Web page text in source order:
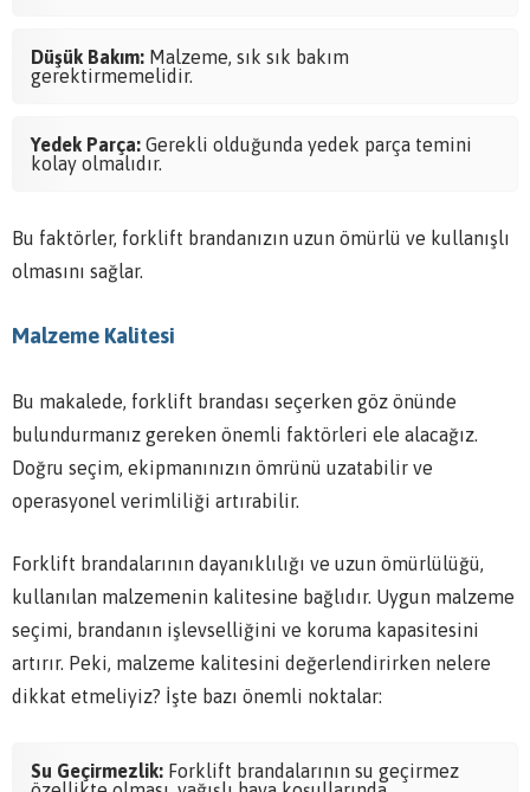
Düşük Bakım: Malzeme, sık sık bakım
gerektirmemelidir.
Yedek Parça: Gerekli olduğunda yedek parça temini
kolay olmalıdır.
Bu faktörler, forklift brandanızın uzun ömürlü ve kullanışlı
olmasını sağlar.
Malzeme Kalitesi
Bu makalede, forklift brandası seçerken göz önünde
bulundurmanız gereken önemli faktörleri ele alacağız.
Doğru seçim, ekipmanınızın ömrünü uzatabilir ve
operasyonel verimliliği artırabilir.
Forklift brandalarının dayanıklılığı ve uzun ömürlülüğü,
kullanılan malzemenin kalitesine bağlıdır. Uygun malzeme
seçimi, brandanın işlevselliğini ve koruma kapasitesini
artırır. Peki, malzeme kalitesini değerlendirirken nelere
dikkat etmeliyiz? İşte bazı önemli noktalar:
Su Geçirmezlik: Forklift brandalarının su geçirmez